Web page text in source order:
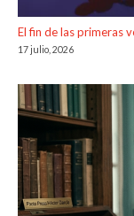
El fin de las primeras
17 julio, 2026